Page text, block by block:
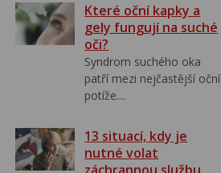
Které oční kapky a
gely fungují na suché
oči?
Syndrom suchého oka
patří mezi nejčastější oční
potíže....
13 situací, kdy je
nutné volat